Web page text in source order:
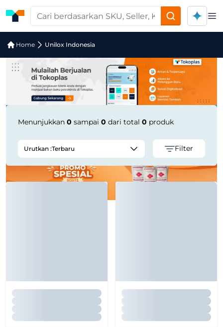
Home Unilox Indonesia
Jual Unilox Indonesia | Supplier
Menunjukkan 0 sampai 0 dari total 0 produk
Urutkan :Terbaru Filter